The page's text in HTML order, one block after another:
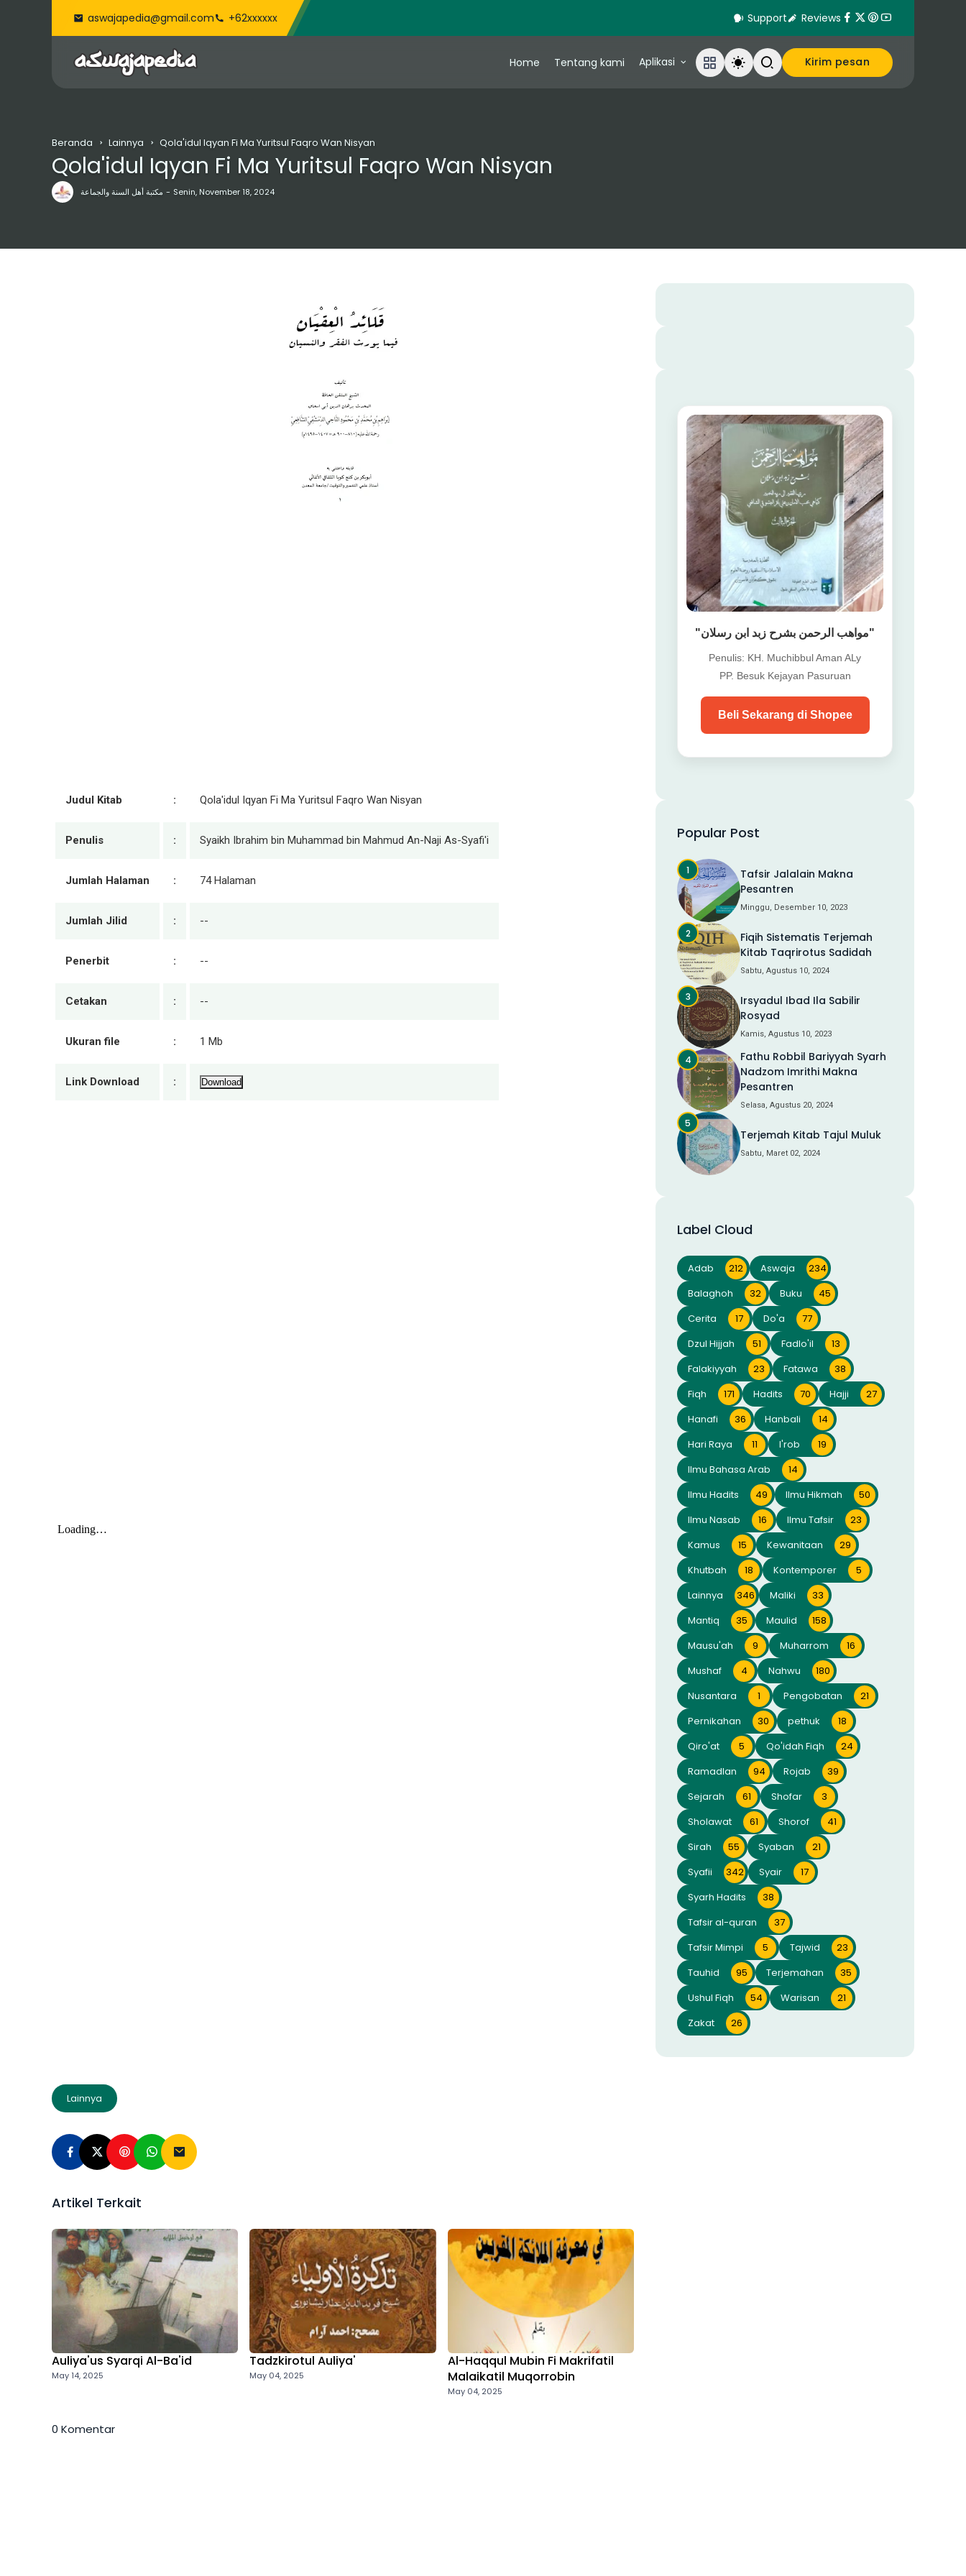
aswajapedia@gmail.com +62xxxxxx Support Reviews
Home Tentang kami Aplikasi Kirim pesan
Beranda Lainnya Qola'idul Iqyan Fi Ma Yuritsul Faqro Wan Nisyan
مكتبة أهل السنة والجماعة Senin, November 18, 2024
Qola'idul Iqyan Fi Ma Yuritsul Faqro Wan Nisyan
Judul Kitab : Qola'idul Iqyan Fi Ma Yuritsul Faqro Wan Nisyan
Penulis : Syaikh Ibrahim bin Muhammad bin Mahmud An-Naji As-Syafi'i
Jumlah Halaman : 74 Halaman
Jumlah Jilid : --
Penerbit : --
Cetakan : --
Ukuran file : 1 Mb
Link Download : Download
Lainnya
Artikel Terkait
Auliya'us Syarqi Al-Ba'id
May 14, 2025
Tadzkirotul Auliya'
May 04, 2025
Al-Haqqul Mubin Fi Makrifatil
Malaikatil Muqorrobin
May 04, 2025
0 Komentar
"مواهب الرحمن بشرح زبد ابن رسلان"
Penulis: KH. Muchibbul Aman ALy
PP. Besuk Kejayan Pasuruan
Beli Sekarang di Shopee
Popular Post
Tafsir Jalalain Makna
Pesantren
Minggu, Desember 10, 2023
Fiqih Sistematis Terjemah
Kitab Taqrirotus Sadidah
Sabtu, Agustus 10, 2024
Irsyadul Ibad Ila Sabilir
Rosyad
Kamis, Agustus 10, 2023
Fathu Robbil Bariyyah Syarh
Nadzom Imrithi Makna
Pesantren
Selasa, Agustus 20, 2024
Terjemah Kitab Tajul Muluk
Sabtu, Maret 02, 2024
Label Cloud
Adab 212 Aswaja
234
Balaghoh
32 Buku
45
Cerita
17 Do'a
77
Dzul Hijjah
51 Fadlo'il
13
Falakiyyah
23 Fatawa
38
Fiqh
171 Hadits 70 Hajji
27
Hanafi
36 Hanbali
14
Hari Raya
11 I'rob
19
Ilmu Bahasa Arab
14
Ilmu Hadits
49 Ilmu Hikmah
50
Ilmu Nasab
16 Ilmu Tafsir
23
Kamus
15 Kewanitaan
29
Khutbah
18 Kontemporer
5
Lainnya
346 Maliki
33
Mantiq
35 Maulid
158
Mausu'ah
9 Muharrom
16
Mushaf
4 Nahwu
180
Nusantara
1 Pengobatan
21
Pernikahan
30 pethuk
18
Qiro'at
5 Qo'idah Fiqh
24
Ramadlan
94 Rojab
39
Sejarah
61 Shofar
3
Sholawat
61 Shorof
41
Sirah
55 Syaban
21
Syafii
342 Syair
17
Syarh Hadits
38
Tafsir al-quran
37
Tafsir Mimpi
5 Tajwid
23
Tauhid
95 Terjemahan
35
Ushul Fiqh
54 Warisan
21
Zakat
26